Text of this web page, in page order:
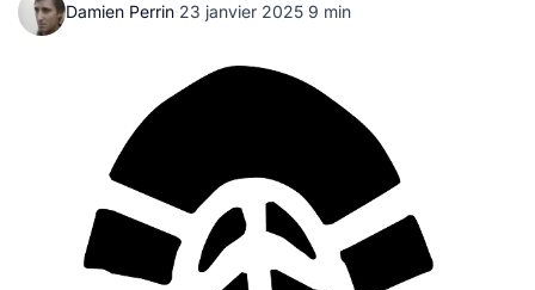
Damien Perrin·23 janvier 2025·9 min